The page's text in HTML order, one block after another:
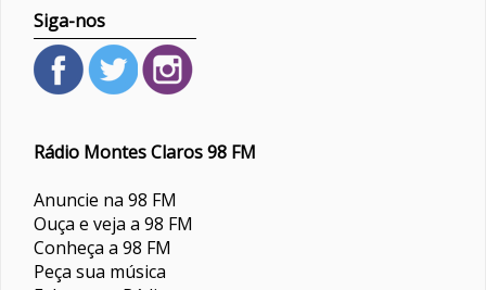
Siga-nos
Rádio Montes Claros 98 FM
Anuncie na 98 FM
Ouça e veja a 98 FM
Conheça a 98 FM
Peça sua música